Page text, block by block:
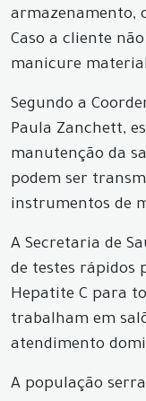
armazenamento,
Caso a cliente
manicure
Segundo a
Paula Zanchett,
manutenção da
podem ser
instrumentos de
A Secretaria de
de testes rápidos
Hepatite C para
trabalham em
atendimento
A população